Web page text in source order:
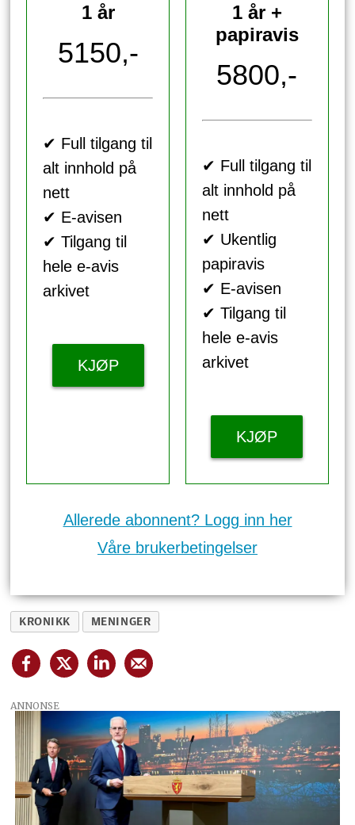
1 år
5150,-
✔ Full tilgang til
alt innhold på
nett
✔ E-avisen
✔ Tilgang til
hele e-avis
arkivet
KJØP
1 år +
papiravis
5800,-
✔ Full tilgang til
alt innhold på
nett
✔ Ukentlig
papiravis
✔ E-avisen
✔ Tilgang til
hele e-avis
arkivet
KJØP
Allerede abonnent? Logg inn her
Våre brukerbetingelser
KRONIKK MENINGER
ANNONSE